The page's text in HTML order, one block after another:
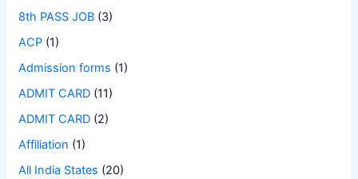
8th PASS JOB (3)
ACP (1)
Admission forms (1)
ADMIT CARD (11)
ADMIT CARD (2)
Affiliation (1)
All India States (20)